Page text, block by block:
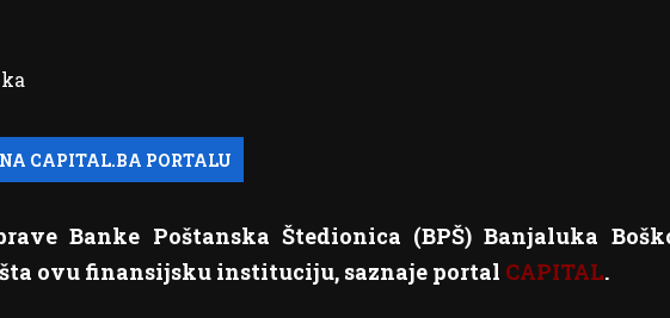
Banke Poštanska Štedionica (BPŠ) Banjaluka
ovu finansijsku instituciju, saznaje portal CAPITAL.